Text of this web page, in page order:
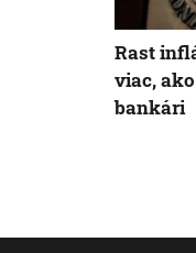
Rast
viac,
bankári